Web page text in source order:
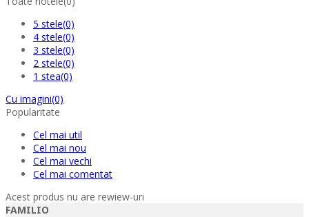
5 stele(0)
4 stele(0)
3 stele(0)
2 stele(0)
1 stea(0)
Cu imagini(0)
Popularitate
Cel mai util
Cel mai nou
Cel mai vechi
Cel mai comentat
Acest produs nu are rewiew-uri
FAMILIO